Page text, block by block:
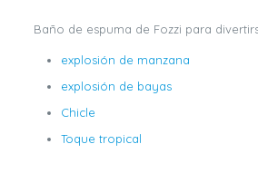
Baño de espuma de Fozzi para
explosión de manzana
explosión de bayas
Chicle
Toque tropical